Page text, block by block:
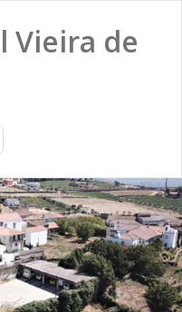
Vieira de